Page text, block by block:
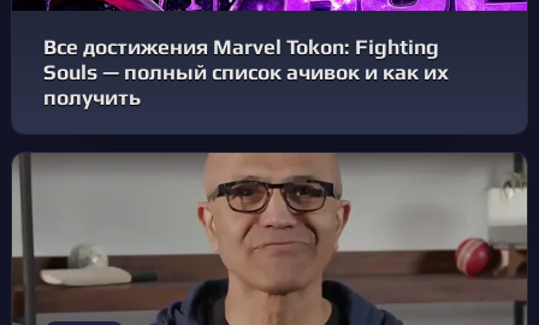
Все достижения Marvel Tokon: Fighting
Souls — полный список ачивок и как их
получить